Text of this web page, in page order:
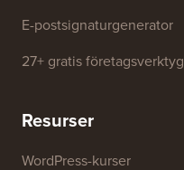
E-postsignaturgenerator
27+ gratis företagsverktyg
Resurser
WordPress-kurser